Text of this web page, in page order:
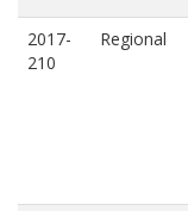
2017-
210
Regional